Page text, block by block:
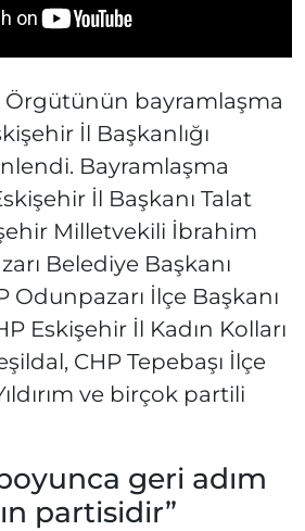
Örgütünün bayramlaşma
İl Başkanlığı
Bayramlaşma
İl Başkanı Talat
Milletvekili İbrahim
Belediye Başkanı
Odunpazarı İlçe Başkanı
Eskişehir İl Kadın Kolları
CHP Tepebaşı İlçe
ve birçok partili
geri adım
partisidir”